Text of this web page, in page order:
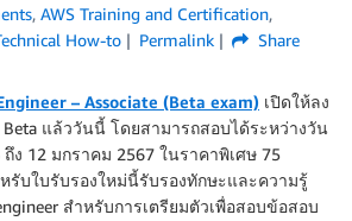
, AWS Training and Certification,
How-to Permalink Share
– Associate (Beta exam) เปิดให้ลง
แล้ววันนี้ โดยสามารถสอบได้ระหว่างวัน
ง 12 มกราคม 2567 ในราคาพิเศษ 75
รับใบรับรองใหม่นี้รับรองทักษะและความรู้
สำหรับการเตรียมตัวเพื่อสอบข้อสอบ